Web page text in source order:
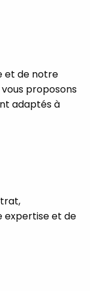
et de notre
proposons
adaptés à
expertise et de